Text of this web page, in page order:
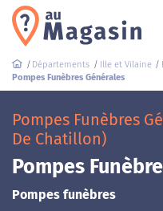
Départements Ille et Vilaine
Pompes Funèbres Générales
Pompes Funèbres
De Chatillon)
Pompes
Pompes funèbres